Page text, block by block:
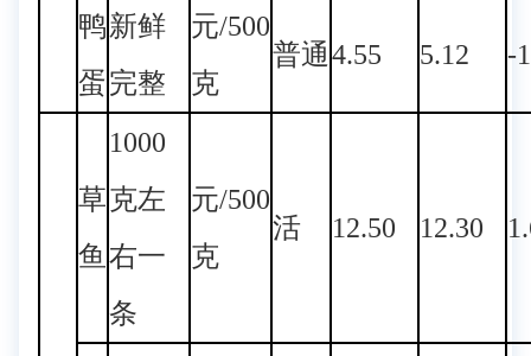
鸭
蛋
新鲜
完整
元/500
克
普通4.55 5.12 -
草
鱼
1000
克左
右一
条
元/500
克
活 12.50 12.30